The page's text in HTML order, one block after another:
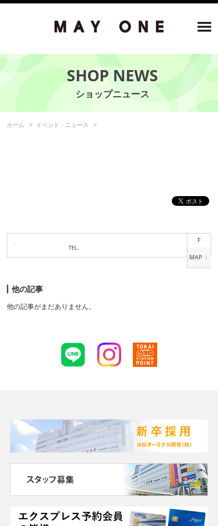
SHOP NEWS
ホーム イベント・ニュース
F
TEL.
他の記事
他の記事がまだありません。